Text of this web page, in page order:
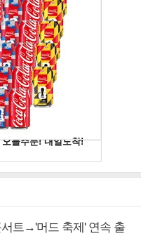
서트→'머드 축제' 연속 출